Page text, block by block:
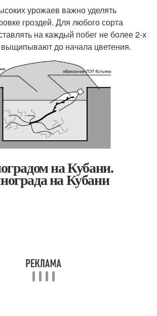
урожаев важно уделять
гроздей. Для любого сорта
на каждый побег не более 2-х
до начала цветения.
на Кубани.
на Кубани